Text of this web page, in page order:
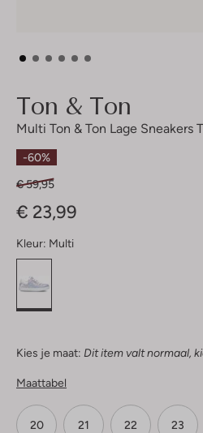
Ton & Ton
Multi Ton & Ton Lage Sneakers
-60%
€ 59,95
€ 23,99
Kleur: Multi
Kies je maat: Dit item valt normaal,
Maattabel
20 21 22 23